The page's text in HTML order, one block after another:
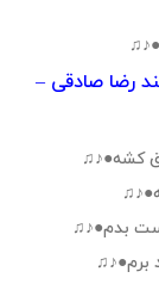
رضا صادقی –
کشه●♪♫
بدم●♪♫
برم●♪♫